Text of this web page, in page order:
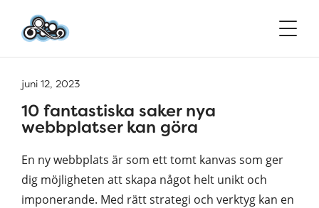
juni 12, 2023
10 fantastiska saker nya
webbplatser kan göra
En ny webbplats är som ett tomt kanvas som ger
dig möjligheten att skapa något helt unikt och
imponerande. Med rätt strategi och verktyg kan en